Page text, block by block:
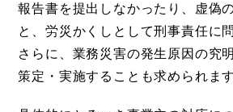
報告書を提出しなかったり、虚偽
と、労災かくしとして刑事責任に
さらに、業務災害の発生原因の究
策定・実施することも求められます